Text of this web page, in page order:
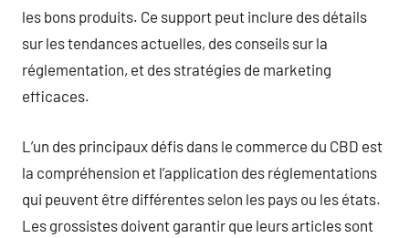
les bons produits. Ce support peut inclure des détails
sur les tendances actuelles, des conseils sur la
réglementation, et des stratégies de marketing
efficaces.
L’un des principaux défis dans le commerce du CBD est
la compréhension et l’application des réglementations
qui peuvent être différentes selon les pays ou les états.
Les grossistes doivent garantir que leurs articles sont